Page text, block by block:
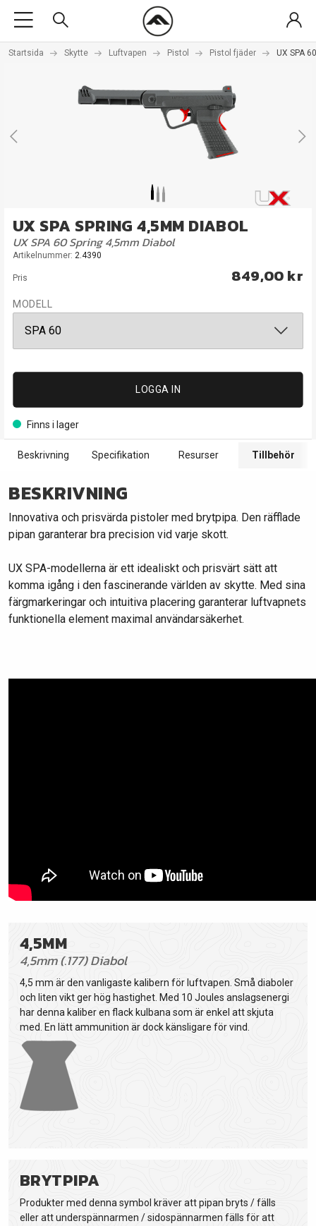
Startsida Skytte Luftvapen Pistol Pistol fjäder UX SPA
UX SPA SPRING 4,5MM DIABOL
UX SPA 60 Spring 4,5mm Diabol
Artikelnummer: 2.4390
Pris 849,00 kr
MODELL
LOGGA IN
Finns i lager
Beskrivning Specifikation Resurser Tillbehör
BESKRIVNING
Innovativa och prisvärda pistoler med brytpipa. Den räfflade
pipan garanterar bra precision vid varje skott.
UX SPA-modellerna är ett idealiskt och prisvärt sätt att
komma igång i den fascinerande världen av skytte. Med sina
färgmarkeringar och intuitiva placering garanterar luftvapnets
funktionella element maximal användarsäkerhet.
4,5MM
4,5mm (.177) Diabol
4,5 mm är den vanligaste kalibern för luftvapen. Små diaboler
och liten vikt ger hög hastighet. Med 10 Joules anslagsenergi
har denna kaliber en flack kulbana som är enkel att skjuta
med. En lätt ammunition är dock känsligare för vind.
BRYTPIPA
Produkter med denna symbol kräver att pipan bryts / fälls
eller att underspännarmen / sidospännarmen fälls för att